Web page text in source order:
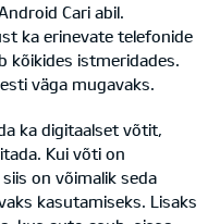
Cari abil.
ka erinevate telefonide
kõikides istmeridades.
väga mugavaks.
ka digitaalset võtit,
Kui võti on
on võimalik seda
kasutamiseks. Lisaks